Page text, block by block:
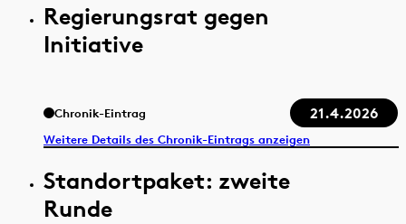
Regierungsrat gegen
Initiative
Chronik-Eintrag 21.4.2026
Weitere Details des Chronik-Eintrags anzeigen
Standortpaket: zweite
Runde